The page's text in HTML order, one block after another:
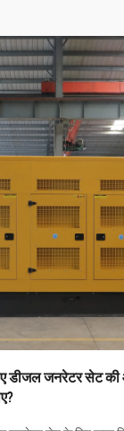
डीजल जनरेटर सेट